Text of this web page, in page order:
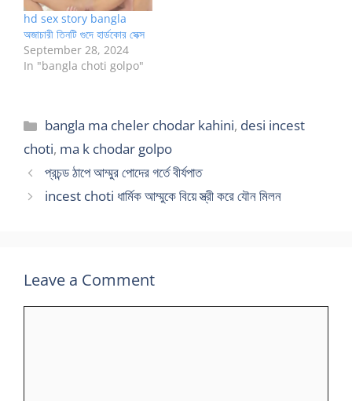
hd sex story bangla
অজাচারী তিনটি গুদে হার্ডকোর সেক্স
September 28, 2024
In "bangla choti golpo"
Categories
bangla ma cheler chodar kahini, desi incest
choti, ma k chodar golpo
প্রচন্ড ঠাপে আম্মুর পোদের গর্তে বীর্যপাত
incest choti ধার্মিক আম্মুকে বিয়ে স্ত্রী করে যৌন মিলন
Leave a Comment